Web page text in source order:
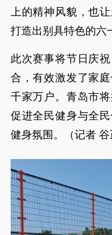
上的精神风貌，也
打造出别具特色的六
此次赛事将节日庆
合，有效激发了家
千家万户。青岛市
促进全民健身与全
健身氛围。（记者 谷